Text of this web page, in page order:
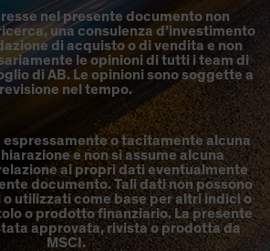
nel presente documento non
una consulenza d’investimento
di acquisto o di vendita e non
le opinioni di tutti i team di
di AB. Le opinioni sono soggette a
revisione nel tempo.
espressamente o tacitamente alcuna
e non si assume alcuna
ai propri dati eventualmente
documento. Tali dati non possono
utilizzati come base per altri indici o
o prodotto finanziario. La presente
approvata, rivista o prodotta da
MSCI.